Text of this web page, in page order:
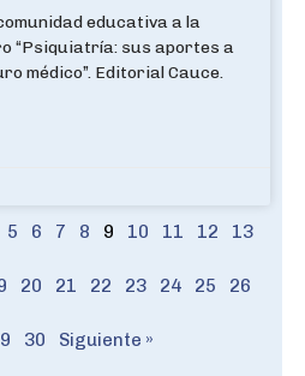
educativa a la
“Psiquiatría: sus aportes a
médico”. Editorial Cauce.
5 6 7 8 9 10 11 12 13
20 21 22 23 24 25 26
30 Siguiente »